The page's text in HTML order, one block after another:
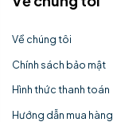
Về chúng tôi
Chính sách bảo mật
Hình thức thanh toán
Hướng dẫn mua hàng